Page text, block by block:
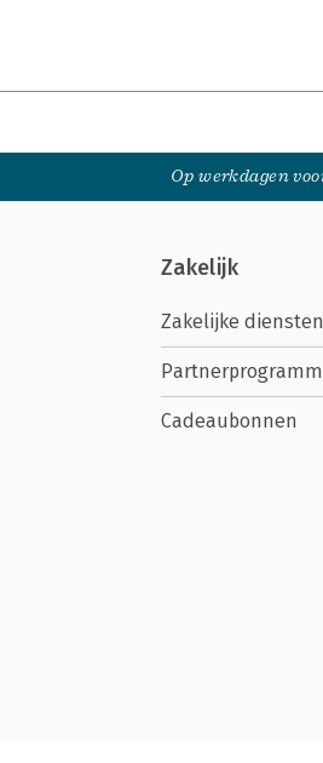
Op werkdagen
Zakelijk
Zakelijke diensten
Cadeaubonnen